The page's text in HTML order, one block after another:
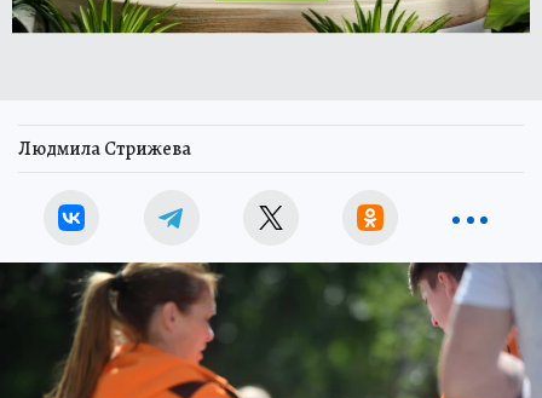
Людмила Стрижева